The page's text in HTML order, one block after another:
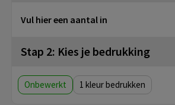
Vul hier een aantal in
Stap 2: Kies je bedrukking
Onbewerkt 1